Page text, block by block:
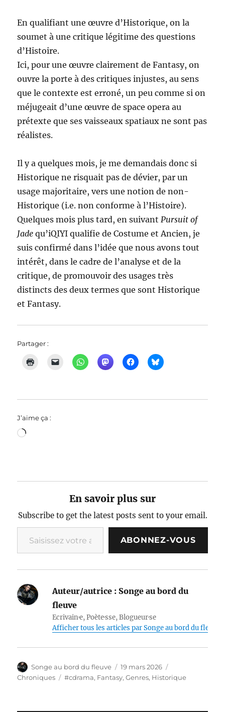
En qualifiant une œuvre d’Historique, on la
soumet à une critique légitime des questions
d’Histoire.
Ici, pour une œuvre clairement de Fantasy, on
ouvre la porte à des critiques injustes, au sens
que le contexte est erroné, un peu comme si on
méjugeait d’une œuvre de space opera au
prétexte que ses vaisseaux spatiaux ne sont pas
réalistes.
Il y a quelques mois, je me demandais donc si
Historique ne risquait pas de dévier, par un
usage majoritaire, vers une notion de non-
Historique (i.e. non conforme à l’Histoire).
Quelques mois plus tard, en suivant Pursuit of
Jade qu’iQIYI qualifie de Costume et Ancien, je
suis confirmé dans l’idée que nous avons tout
intérêt, dans le cadre de l’analyse et de la
critique, de promouvoir des usages très
distincts des deux termes que sont Historique
et Fantasy.
Partager :
J’aime ça :
Chargement…
En savoir plus sur
Subscribe to get the latest posts sent to your email.
Saisissez votre adresse e-mail…
ABONNEZ-VOUS
Auteur/autrice : Songe au bord du
fleuve
Ecrivain·e, Poète·sse, Blogueur·se
Afficher tous les articles par Songe au bord du fleuve
Auteur
Songe au bord du fleuve
Publié
le
19 mars 2026
Chroniques
Étiquettes
#cdrama, Fantasy,Genres, Historique